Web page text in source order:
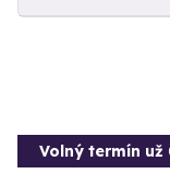
Volný termín už